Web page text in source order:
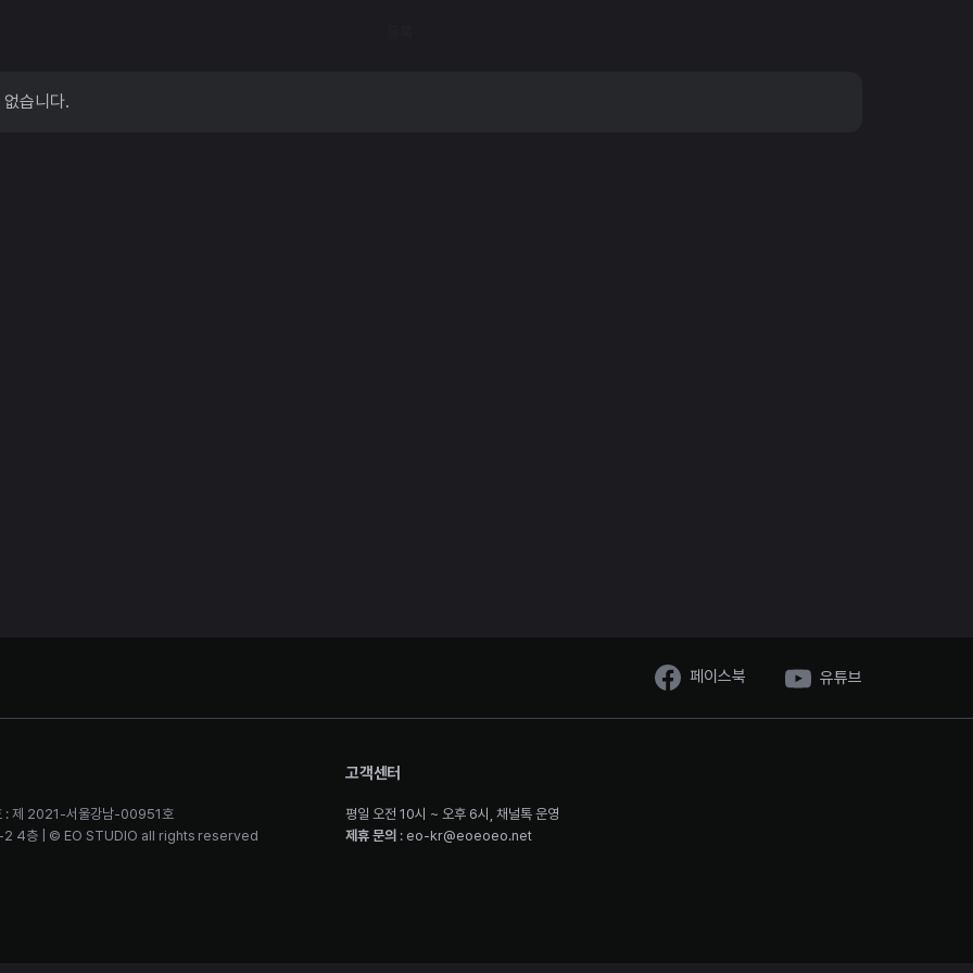
습니다.
페이스북 유튜브
: 제 2021-서울강남-00951호
2 4층 | © EO STUDIO all rights reserved
고객센터
평일 오전 10시 ~ 오후 6시, 채널톡 운영
제휴 문의 : eo-kr@eoeoeo.net